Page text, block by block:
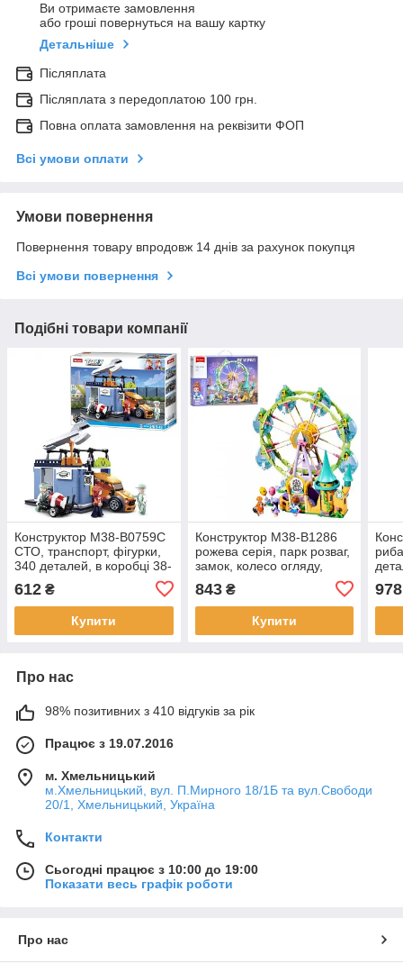
Ви отримаєте замовлення
або гроші повернуться на вашу картку
Детальніше
Післяплата
Післяплата з передоплатою 100 грн.
Повна оплата замовлення на реквізити ФОП
Всі умови оплати
Умови повернення
Повернення товару впродовж 14 днів за рахунок покупця
Всі умови повернення
Подібні товари компанії
Конструктор M38-B0759C
СТО, транспорт, фігурки,
340 деталей, в коробці 38-
612 ₴
Купити
Конструктор M38-B1286
рожева серія, парк розваг,
замок, колесо огляду,
коробці 42,5-33-7см
843₴
Купити
978
Про нас
98% позитивних з 410 відгуків за рік
Працює з 19.07.2016
м. Хмельницький
м.Хмельницький, вул. П.Мирного 18/1Б та вул.Свободи
20/1, Хмельницький, Україна
Контакти
Сьогодні працює з 10:00 до 19:00
Показати весь графік роботи
Про нас